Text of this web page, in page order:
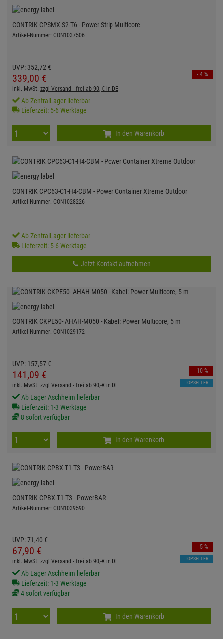
CONTRIK CPSMX-S2-T6 - Power Strip Multicore
Artikel-Nummer: CON1037506
UVP: 352,72€
339,00 € - 4 %
inkl. MwSt. zzgl Versand - frei ab 90,-€ in DE
Ab ZentralLager lieferbar
Lieferzeit: 5-6 Werktage
In den Warenkorb
CONTRIK CPC63-C1-H4-CBM - Power Container Xtreme Outdoor
Artikel-Nummer: CON1028226
Ab ZentralLager lieferbar
Lieferzeit: 5-6 Werktage
Jetzt Kontakt aufnehmen
CONTRIK CKPE50- AHAH-M050 - Kabel: Power Multicore, 5 m
Artikel-Nummer: CON1029172
UVP: 157,57€
141,09 € - 10 %
TOPSELLER
inkl. MwSt. zzgl Versand - frei ab 90,-€ in DE
Ab Lager Aschheim lieferbar
Lieferzeit: 1-3 Werktage
8 sofort verfügbar
In den Warenkorb
CONTRIK CPBX-T1-T3 - PowerBAR
Artikel-Nummer: CON1039590
UVP:71,40 €
67,90 € - 5 %
TOPSELLER
inkl. MwSt. zzgl Versand - frei ab 90,-€ in DE
Ab Lager Aschheim lieferbar
Lieferzeit: 1-3 Werktage
4 sofort verfügbar
In den Warenkorb